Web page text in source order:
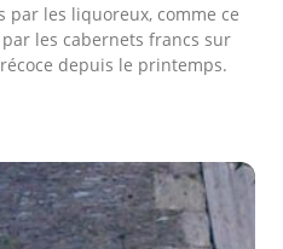
par les liquoreux, comme ce
les cabernets francs sur
depuis le printemps.